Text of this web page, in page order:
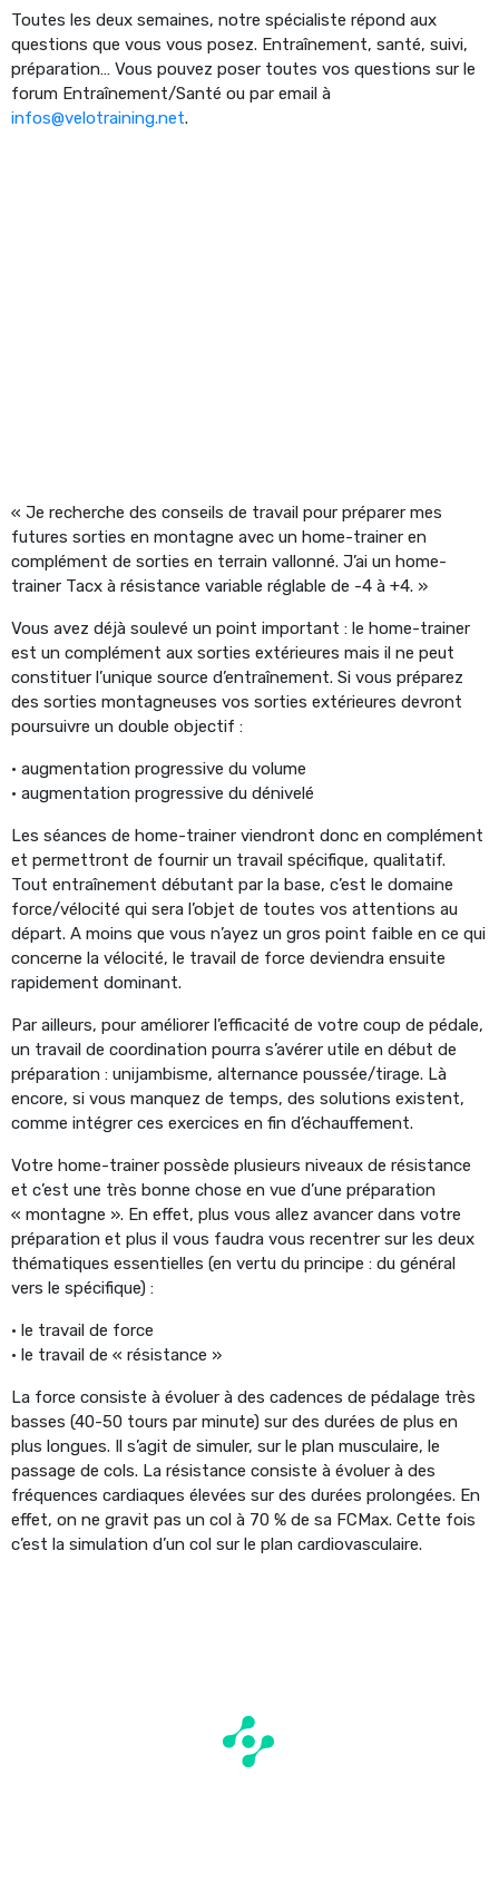
Toutes les deux semaines, notre spécialiste répond aux
questions que vous vous posez. Entraînement, santé, suivi,
préparation… Vous pouvez poser toutes vos questions sur le
forum Entraînement/Santé ou par email à
infos@velotraining.net.
« Je recherche des conseils de travail pour préparer mes
futures sorties en montagne avec un home-trainer en
complément de sorties en terrain vallonné. J’ai un home-
trainer Tacx à résistance variable réglable de -4 à +4. »
Vous avez déjà soulevé un point important : le home-trainer
est un complément aux sorties extérieures mais il ne peut
constituer l’unique source d’entraînement. Si vous préparez
des sorties montagneuses vos sorties extérieures devront
poursuivre un double objectif :
• augmentation progressive du volume
• augmentation progressive du dénivelé
Les séances de home-trainer viendront donc en complément
et permettront de fournir un travail spécifique, qualitatif.
Tout entraînement débutant par la base, c’est le domaine
force/vélocité qui sera l’objet de toutes vos attentions au
départ. A moins que vous n’ayez un gros point faible en ce qui
concerne la vélocité, le travail de force deviendra ensuite
rapidement dominant.
Par ailleurs, pour améliorer l’efficacité de votre coup de pédale,
un travail de coordination pourra s’avérer utile en début de
préparation : unijambisme, alternance poussée/tirage. Là
encore, si vous manquez de temps, des solutions existent,
comme intégrer ces exercices en fin d’échauffement.
Votre home-trainer possède plusieurs niveaux de résistance
et c’est une très bonne chose en vue d’une préparation
« montagne ». En effet, plus vous allez avancer dans votre
préparation et plus il vous faudra vous recentrer sur les deux
thématiques essentielles (en vertu du principe : du général
vers le spécifique) :
• le travail de force
• le travail de « résistance »
La force consiste à évoluer à des cadences de pédalage très
basses (40-50 tours par minute) sur des durées de plus en
plus longues. Il s’agit de simuler, sur le plan musculaire, le
passage de cols. La résistance consiste à évoluer à des
fréquences cardiaques élevées sur des durées prolongées. En
effet, on ne gravit pas un col à 70 % de sa FCMax. Cette fois
c’est la simulation d’un col sur le plan cardiovasculaire.